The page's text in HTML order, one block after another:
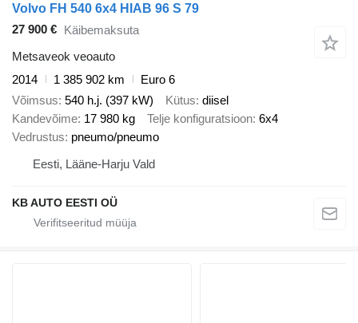
Volvo FH 540 6x4 HIAB 96 S 79
27 900 € Käibemaksuta
Metsaveok veoauto
2014
1 385 902 km
Euro 6
Võimsus 540 h.j. (397 kW) Kütus diisel
Kandevõime 17 980 kg Telje konfiguratsioon 6x4
Vedrustus pneumo/pneumo
Eesti, Lääne-Harju Vald
KB AUTO EESTI OÜ